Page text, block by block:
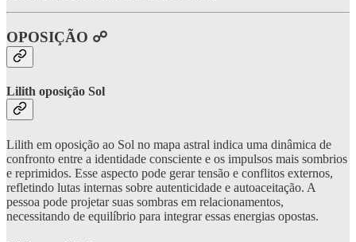
OPOSIÇÃO ☍
Lilith oposição Sol
Lilith em oposição ao Sol no mapa astral indica uma dinâmica de
confronto entre a identidade consciente e os impulsos mais sombrios
e reprimidos. Esse aspecto pode gerar tensão e conflitos externos,
refletindo lutas internas sobre autenticidade e autoaceitação. A
pessoa pode projetar suas sombras em relacionamentos,
necessitando de equilíbrio para integrar essas energias opostas.